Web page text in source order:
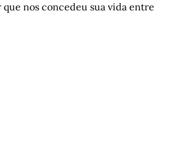
que nos concedeu sua vida entre